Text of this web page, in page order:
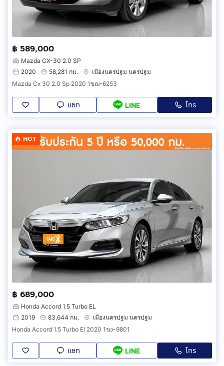
฿ 589,000
Mazda CX-30 2.0 SP
2020
58,281 กม.
เมืองนครปฐม นครปฐม
Mazda Cx 30 2.0 Sp 2020 1ขฌ-6253
แชท LINE โทร
HOT
฿ 689,000
Honda Accord 1.5 Turbo EL
2019
83,644 กม.
เมืองนครปฐม นครปฐม
Honda Accord 1.5 Turbo El 2020 1ขง-9801
แชท LINE โทร